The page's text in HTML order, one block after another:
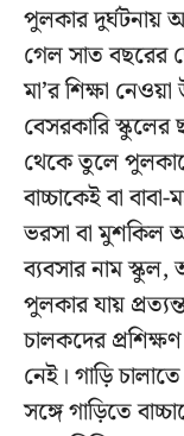
পুলকার দুর্ঘটনায়
গেল সাত বছরের
মা’র শিক্ষা
বেসরকারি
থেকে তুলে
বাচ্চাকেই বা
ভরসা বা
ব্যবসার নাম স্কুল,
পুলকার যায়
চালকদের
নেই। গাড়ি
সঙ্গে গাড়িতে